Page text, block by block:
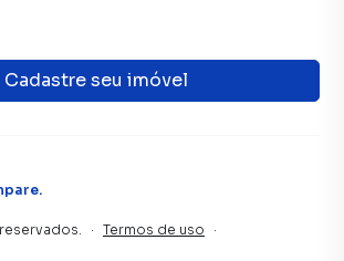
Cadastre seu imóvel
.
· Termos de uso ·